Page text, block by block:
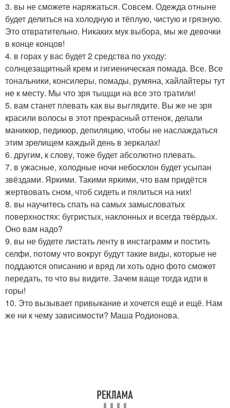
3. вы не сможете наряжаться. Совсем. Одежда отныне
будет делиться на холодную и тёплую, чистую и грязную.
Это отвратительно. Никаких мук выбора, мы же девочки
в конце концов!
4. в горах у вас будет 2 средства по уходу:
солнцезащитный крем и гигиеническая помада. Все. Все
тональники, консилеры, помады, румяна, хайлайтеры тут
не к месту. Мы что зря тыщщи на все это тратили!
5. вам станет плевать как вы выглядите. Вы же не зря
красили волосы в этот прекрасный оттенок, делали
маникюр, педикюр, депиляцию, чтобы не наслаждаться
этим зрелищем каждый день в зеркалах!
6. другим, к слову, тоже будет абсолютно плевать.
7. в ужасные, холодные ночи небосклон будет усыпан
звёздами. Яркими. Такими яркими, что вам придётся
жертвовать сном, чтоб сидеть и пялиться на них!
8. вы научитесь спать на самых замысловатых
поверхностях: бугристых, наклонных и всегда твёрдых.
Оно вам надо?
9. вы не будете листать ленту в инстаграмм и постить
селфи, потому что вокруг будут такие виды, которые не
поддаются описанию и вряд ли хоть одно фото сможет
передать, то что вы видите. Зачем ваще тогда идти в
горы!
10. Это вызывает привыкание и хочется ещё и ещё. Нам
же ни к чему зависимости? Маша Родионова.